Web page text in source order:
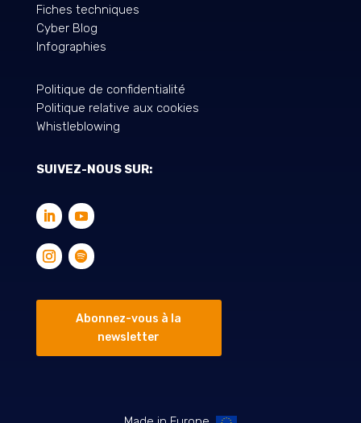
Fiches techniques
Cyber Blog
Infographies
Politique de confidentialité
Politique relative aux cookies
Whistleblowing
SUIVEZ-NOUS SUR:
Abonnez-vous à la
newsletter